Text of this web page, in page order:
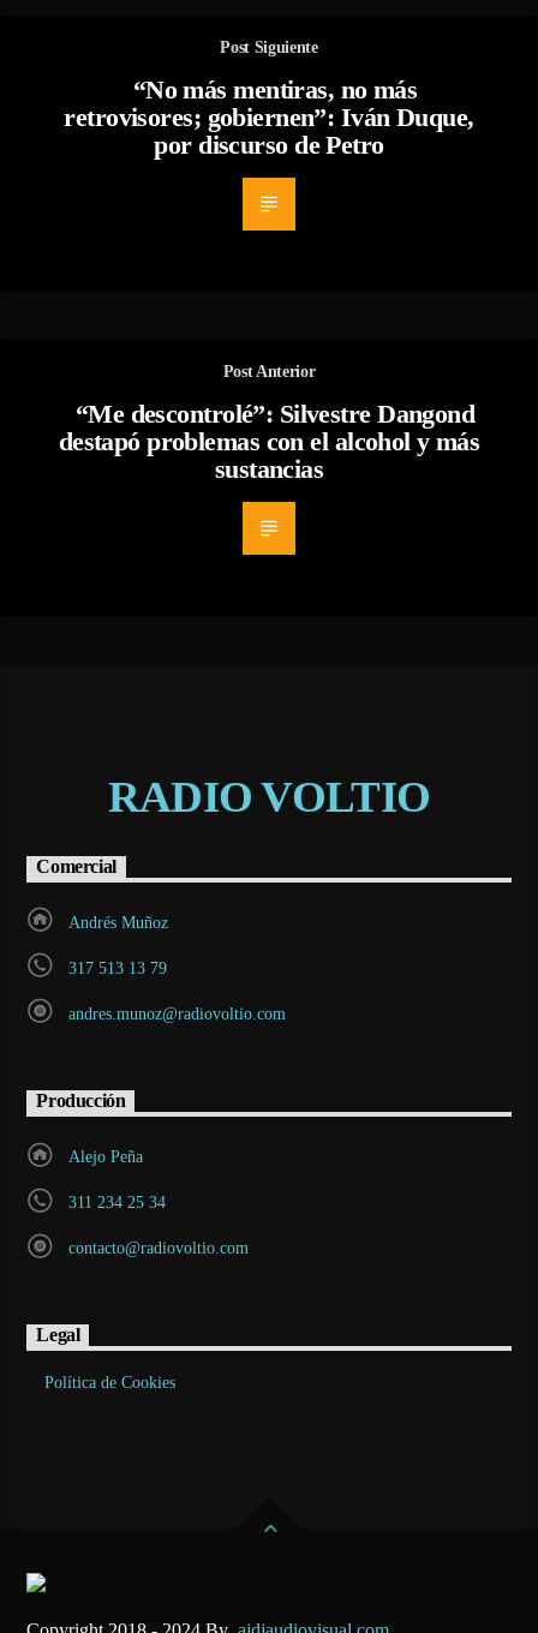
Post Siguiente
“No más mentiras, no más
retrovisores; gobiernen”: Iván Duque,
por discurso de Petro
Post Anterior
“Me descontrolé”: Silvestre Dangond
destapó problemas con el alcohol y más
sustancias
RADIO VOLTIO
Comercial
Andrés Muñoz
317 513 13 79
andres.munoz@radiovoltio.com
Producción
Alejo Peña
311 234 25 34
contacto@radiovoltio.com
Legal
Política de Cookies